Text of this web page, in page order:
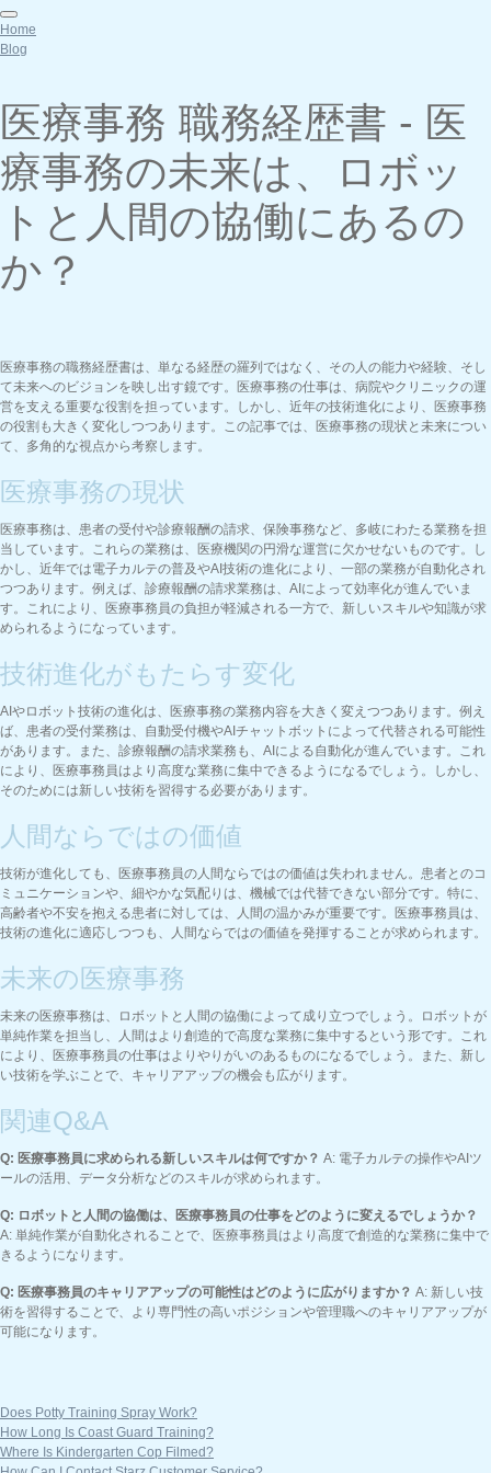
Home
Blog
医療事務 職務経歴書 - 医
療事務の未来は、ロボッ
トと人間の協働にあるの
か？
医療事務の職務経歴書は、単なる経歴の羅列ではなく、その人の能力や経験、そし
て未来へのビジョンを映し出す鏡です。医療事務の仕事は、病院やクリニックの運
営を支える重要な役割を担っています。しかし、近年の技術進化により、医療事務
の役割も大きく変化しつつあります。この記事では、医療事務の現状と未来につい
て、多角的な視点から考察します。
医療事務の現状
医療事務は、患者の受付や診療報酬の請求、保険事務など、多岐にわたる業務を担
当しています。これらの業務は、医療機関の円滑な運営に欠かせないものです。し
かし、近年では電子カルテの普及やAI技術の進化により、一部の業務が自動化され
つつあります。例えば、診療報酬の請求業務は、AIによって効率化が進んでいま
す。これにより、医療事務員の負担が軽減される一方で、新しいスキルや知識が求
められるようになっています。
技術進化がもたらす変化
AIやロボット技術の進化は、医療事務の業務内容を大きく変えつつあります。例え
ば、患者の受付業務は、自動受付機やAIチャットボットによって代替される可能性
があります。また、診療報酬の請求業務も、AIによる自動化が進んでいます。これ
により、医療事務員はより高度な業務に集中できるようになるでしょう。しかし、
そのためには新しい技術を習得する必要があります。
人間ならではの価値
技術が進化しても、医療事務員の人間ならではの価値は失われません。患者とのコ
ミュニケーションや、細やかな気配りは、機械では代替できない部分です。特に、
高齢者や不安を抱える患者に対しては、人間の温かみが重要です。医療事務員は、
技術の進化に適応しつつも、人間ならではの価値を発揮することが求められます。
未来の医療事務
未来の医療事務は、ロボットと人間の協働によって成り立つでしょう。ロボットが
単純作業を担当し、人間はより創造的で高度な業務に集中するという形です。これ
により、医療事務員の仕事はよりやりがいのあるものになるでしょう。また、新し
い技術を学ぶことで、キャリアアップの機会も広がります。
関連Q&A
Q: 医療事務員に求められる新しいスキルは何ですか？ A: 電子カルテの操作やAIツ
ールの活用、データ分析などのスキルが求められます。
Q: ロボットと人間の協働は、医療事務員の仕事をどのように変えるでしょうか？
A: 単純作業が自動化されることで、医療事務員はより高度で創造的な業務に集中で
きるようになります。
Q: 医療事務員のキャリアアップの可能性はどのように広がりますか？ A: 新しい技
術を習得することで、より専門性の高いポジションや管理職へのキャリアアップが
可能になります。
Does Potty Training Spray Work?
How Long Is Coast Guard Training?
Where Is Kindergarten Cop Filmed?